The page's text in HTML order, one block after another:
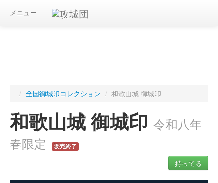
メニュー
/ 全国御城印コレクション / 和歌山城 御城印
和歌山城 御城印 令和八年
春限定
販売終了
持ってる